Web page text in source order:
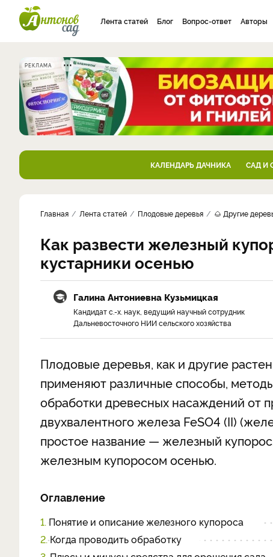
Лента статей Блог Вопрос-ответ Авторы
РЕКЛАМА
КАЛЕНДАРЬ ДАЧНИКА САД И
Главная Лента статей Плодовые деревья 🌰 Другие
Как развести железный
кустарники осенью
Галина Антониевна Кузьмицкая
Кандидат с.-х. наук, ведущий научный сотрудник
Дальневосточного НИИ сельского хозяйства
Плодовые деревья, как и другие
применяют различные способы,
обработки древесных насаждений от
двухвалентного железа FeSO4 (II)
простое название — железный
железным купоросом осенью.
Оглавление
1. Понятие и описание железного купороса
2. Когда проводить обработку